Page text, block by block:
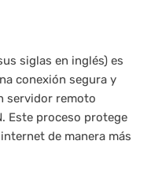
siglas en inglés) es
conexión segura y
servidor remoto
Este proceso protege
de manera más